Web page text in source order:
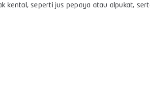
kental, seperti jus pepaya atau alpukat,